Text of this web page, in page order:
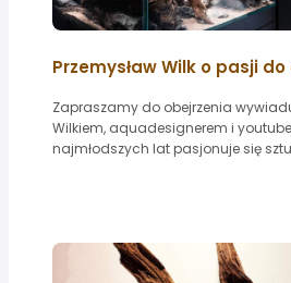
Przemysław Wilk o pasji
Zapraszamy do obejrzenia
Wilkiem, aquadesignerem i
najmłodszych lat pasjonuje się